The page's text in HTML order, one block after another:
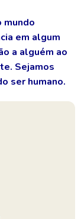
mundo
em algum
a alguém ao
Sejamos
ser humano.